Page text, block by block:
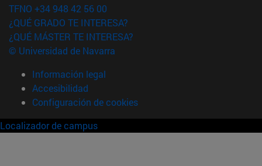
TFNO +34 948 42 56 00
¿QUÉ GRADO TE INTERESA?
¿QUÉ MÁSTER TE INTERESA?
© Universidad de Navarra
Información legal
Accesibilidad
Configuración de cookies
Localizador de campus